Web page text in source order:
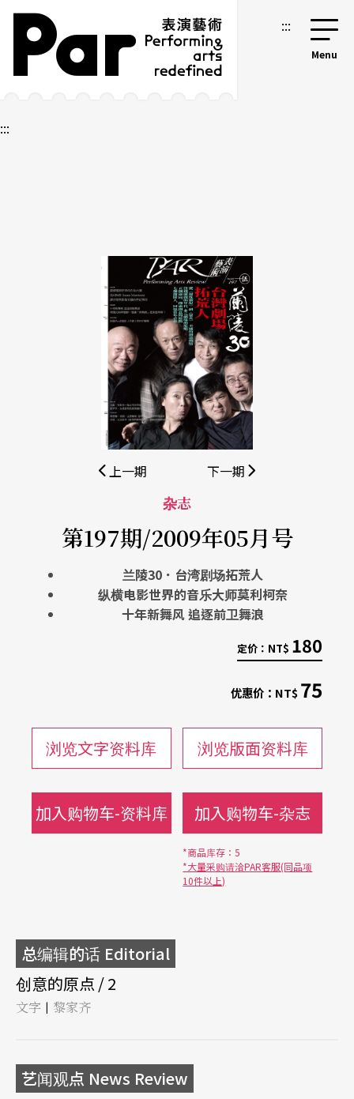
跳到主要内容区块
网站导览 :::
:::
上一期 下一期
杂志
第197期/2009年05月号
兰陵30．台湾剧场拓荒人
纵横电影世界的音乐大师莫利柯奈
十年新舞风 追逐前卫舞浪
定价： NT$ 180
优惠价： NT$75
浏览文字资料库 浏览版面资料库
加入购物车-资料库 加入购物车-杂志
*商品库存：5
*大量采购请洽PAR客服(同品项
10件以上)
总编辑的话 Editorial
创意的原点 / 2
文字 | 黎家齐
艺闻观点 News Review